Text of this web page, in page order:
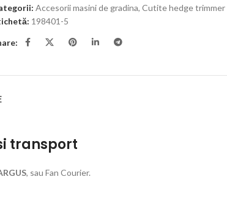
Accesorii masini de gradina, Cutite hedge trimmer
198401-5
transport
, sau Fan Courier.